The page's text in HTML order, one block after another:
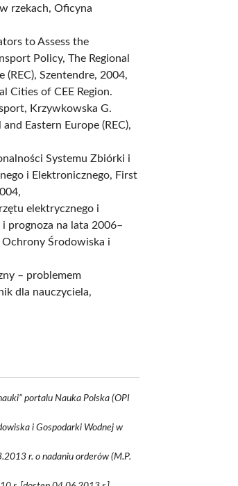
rzekach, Oficyna
to Assess the
Policy, The Regional
Szentendre, 2004,
Cities of CEE Region.
Krzywkowska G.
Eastern Europe (REC),
Systemu Zbiórki i
i Elektronicznego, First
elektrycznego i
prognoza na lata 2006–
Środowiska i
– problemem
dla nauczyciela,
portalu Nauka Polska (OPI
i Gospodarki Wodnej w
r. o nadaniu orderów (M.P.